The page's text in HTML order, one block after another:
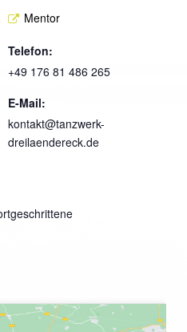
Mentor
Telefon:
+49 176 81 486 265
E-Mail:
kontakt@tanzwerk-
dreilaendereck.de